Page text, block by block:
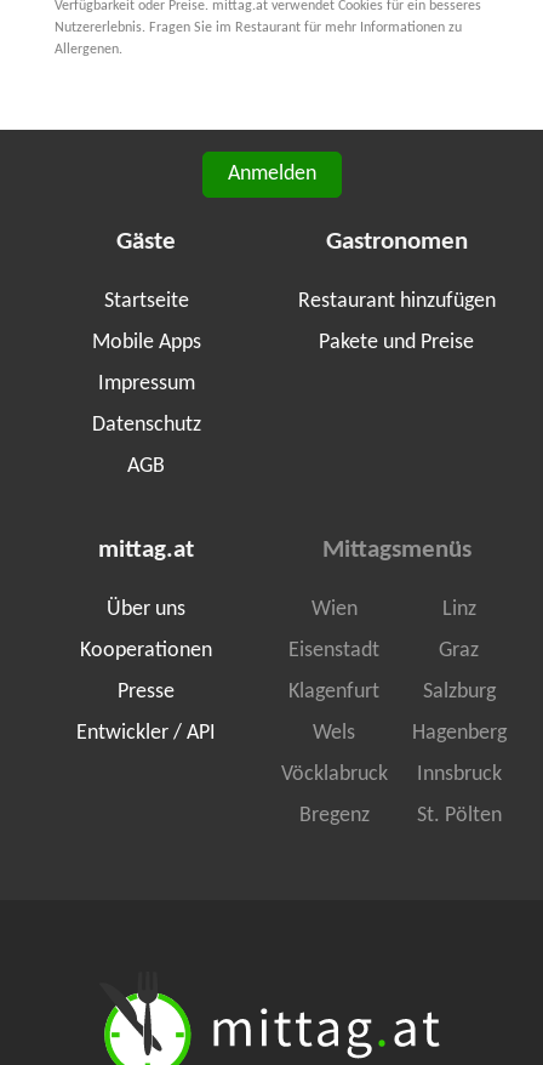
Verfügbarkeit oder Preise. mittag.at verwendet Cookies für ein besseres
Nutzererlebnis. Fragen Sie im Restaurant für mehr Informationen zu
Allergenen.
Anmelden
Gäste
Startseite
Mobile Apps
Impressum
Datenschutz
AGB
Gastronomen
Restaurant hinzufügen
Pakete und Preise
mittag.at
Über uns
Kooperationen
Presse
Entwickler / API
Mittagsmenüs
Wien
Linz
Eisenstadt
Graz
Klagenfurt
Salzburg
Wels
Hagenberg
Vöcklabruck
Innsbruck
Bregenz
St. Pölten